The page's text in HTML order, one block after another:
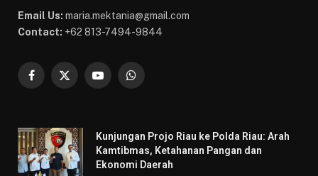
Email Us: maria.mektania@gmail.com
Contact: +62 813-7494-9844
Facebook
X
YouTubeWhatsApp
Kunjungan Projo Riau ke Polda Riau: Arah
Kamtibmas, Ketahanan Pangan dan
Ekonomi Daerah